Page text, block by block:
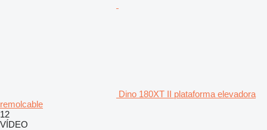
Dino 180XT II plataforma elevadora
remolcable
12
VÍDEO